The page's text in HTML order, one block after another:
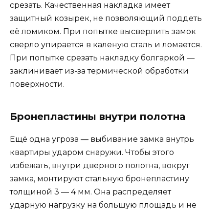
срезать. Качественная накладка имеет
защитный козырек, не позволяющий поддеть
её ломиком. При попытке высверлить замок
сверло упирается в каленую сталь и ломается.
При попытке срезать накладку болгаркой —
заклинивает из-за термической обработки
поверхности.
Бронепластины внутри полотна
Ещё одна угроза — выбивание замка внутрь
квартиры ударом снаружи. Чтобы этого
избежать, внутри дверного полотна, вокруг
замка, монтируют стальную бронепластину
толщиной 3 — 4 мм. Она распределяет
ударную нагрузку на большую площадь и не